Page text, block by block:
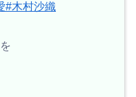
#木村沙織